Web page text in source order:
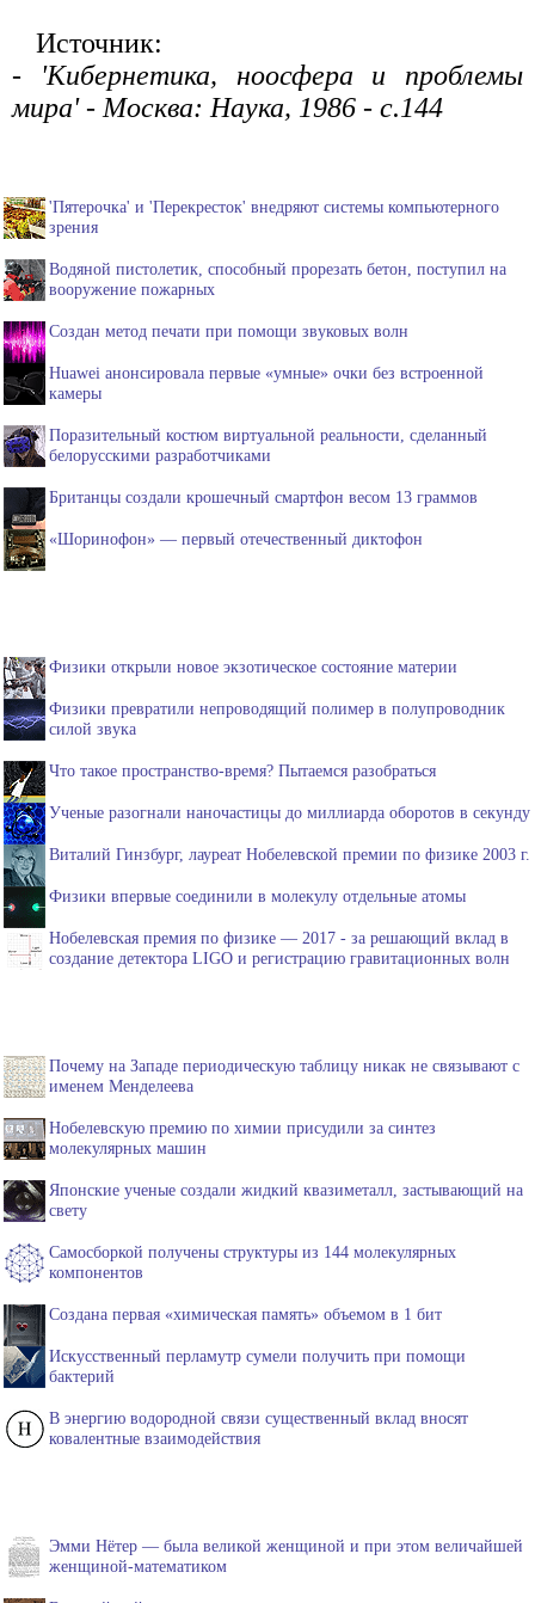
Источник:
- 'Кибернетика, ноосфера и проблемы
мира' - Москва: Наука, 1986 - с.144
'Пятерочка' и 'Перекресток' внедряют системы компьютерного
зрения
Водяной пистолетик, способный прорезать бетон, поступил на
вооружение пожарных
Создан метод печати при помощи звуковых волн
Huawei анонсировала первые «умные» очки без встроенной
камеры
Поразительный костюм виртуальной реальности, сделанный
белорусскими разработчиками
Британцы создали крошечный смартфон весом 13 граммов
«Шоринофон» — первый отечественный диктофон
Физики открыли новое экзотическое состояние материи
Физики превратили непроводящий полимер в полупроводник
силой звука
Что такое пространство-время? Пытаемся разобраться
Ученые разогнали наночастицы до миллиарда оборотов в секунду
Виталий Гинзбург, лауреат Нобелевской премии по физике 2003 г.
Физики впервые соединили в молекулу отдельные атомы
Нобелевская премия по физике — 2017 - за решающий вклад в
создание детектора LIGO и регистрацию гравитационных волн
Почему на Западе периодическую таблицу никак не связывают с
именем Менделеева
Нобелевскую премию по химии присудили за синтез
молекулярных машин
Японские ученые создали жидкий квазиметалл, застывающий на
свету
Самосборкой получены структуры из 144 молекулярных
компонентов
Создана первая «химическая память» объемом в 1 бит
Искусственный перламутр сумели получить при помощи
бактерий
В энергию водородной связи существенный вклад вносят
ковалентные взаимодействия
Эмми Нётер — была великой женщиной и при этом величайшей
женщиной-математиком